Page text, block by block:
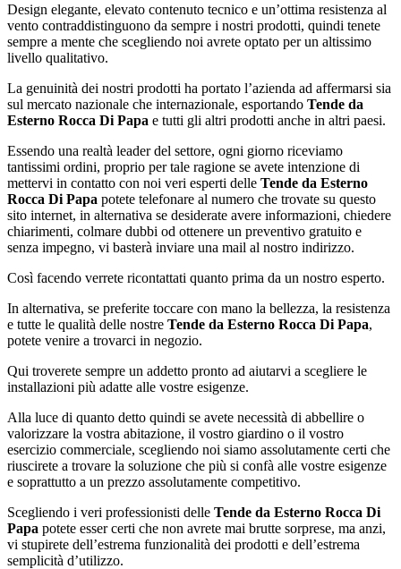
Design elegante, elevato contenuto tecnico e un’ottima resistenza al
vento contraddistinguono da sempre i nostri prodotti, quindi tenete
sempre a mente che scegliendo noi avrete optato per un altissimo
livello qualitativo.
La genuinità dei nostri prodotti ha portato l’azienda ad affermarsi sia
sul mercato nazionale che internazionale, esportando Tende da
Esterno Rocca Di Papa e tutti gli altri prodotti anche in altri paesi.
Essendo una realtà leader del settore, ogni giorno riceviamo
tantissimi ordini, proprio per tale ragione se avete intenzione di
mettervi in contatto con noi veri esperti delle Tende da Esterno
Rocca Di Papa potete telefonare al numero che trovate su questo
sito internet, in alternativa se desiderate avere informazioni, chiedere
chiarimenti, colmare dubbi od ottenere un preventivo gratuito e
senza impegno, vi basterà inviare una mail al nostro indirizzo.
Così facendo verrete ricontattati quanto prima da un nostro esperto.
In alternativa, se preferite toccare con mano la bellezza, la resistenza
e tutte le qualità delle nostre Tende da Esterno Rocca Di Papa,
potete venire a trovarci in negozio.
Qui troverete sempre un addetto pronto ad aiutarvi a scegliere le
installazioni più adatte alle vostre esigenze.
Alla luce di quanto detto quindi se avete necessità di abbellire o
valorizzare la vostra abitazione, il vostro giardino o il vostro
esercizio commerciale, scegliendo noi siamo assolutamente certi che
riuscirete a trovare la soluzione che più si confà alle vostre esigenze
e soprattutto a un prezzo assolutamente competitivo.
Scegliendo i veri professionisti delle Tende da Esterno Rocca Di
Papa potete esser certi che non avrete mai brutte sorprese, ma anzi,
vi stupirete dell’estrema funzionalità dei prodotti e dell’estrema
semplicità d’utilizzo.